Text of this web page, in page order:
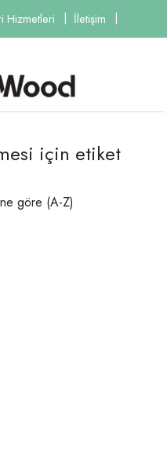
Hizmetleri İletişim
için etiket
göre (A-Z)